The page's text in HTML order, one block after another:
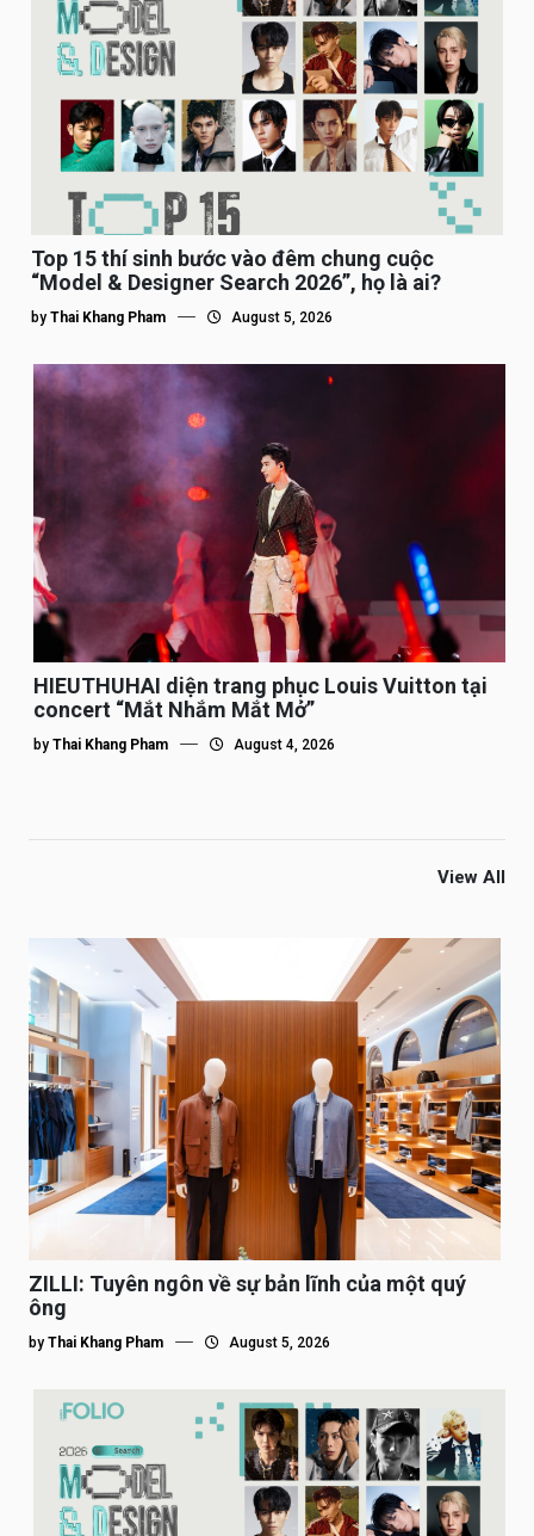
Top 15 thí sinh bước vào đêm chung cuộc
“Model & Designer Search 2026”, họ là ai?
by Thai Khang Pham August 5, 2026
HIEUTHUHAI diện trang phục Louis Vuitton tại
concert “Mắt Nhắm Mắt Mở”
by Thai Khang Pham August 4, 2026
View All
ZILLI: Tuyên ngôn về sự bản lĩnh của một quý
ông
by Thai Khang Pham August 5, 2026